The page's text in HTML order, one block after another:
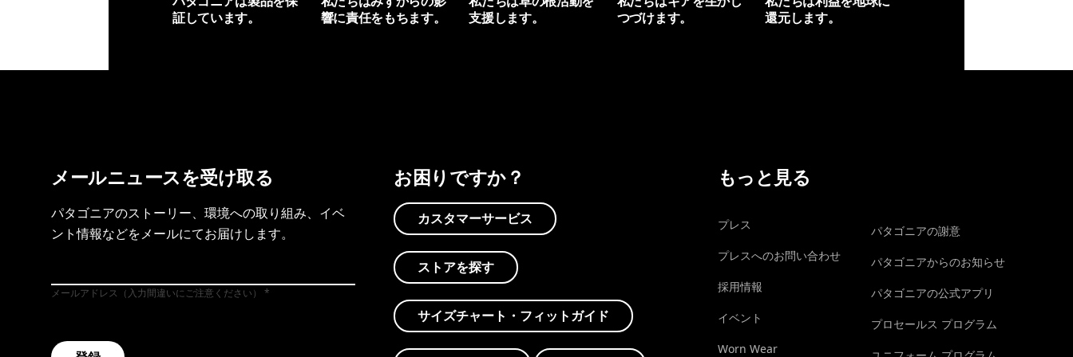
証しています。
響に責任をもちます。
支援します。
つづけます。
還元します。
メールニュースを受け取る
パタゴニアのストーリー、環境への取り組み、イベ
ント情報などをメールにてお届けします。
メールアドレス（入力間違いにご注意ください）
お困りですか？
カスタマーサービス
ストアを探す
サイズチャート・フィットガイド
もっと見る
プレス
プレスへのお問い合わせ
採用情報
イベント
Worn Wear
パタゴニアの謝意
パタゴニアからのお知らせ
パタゴニアの公式アプリ
プロセールス プログラム